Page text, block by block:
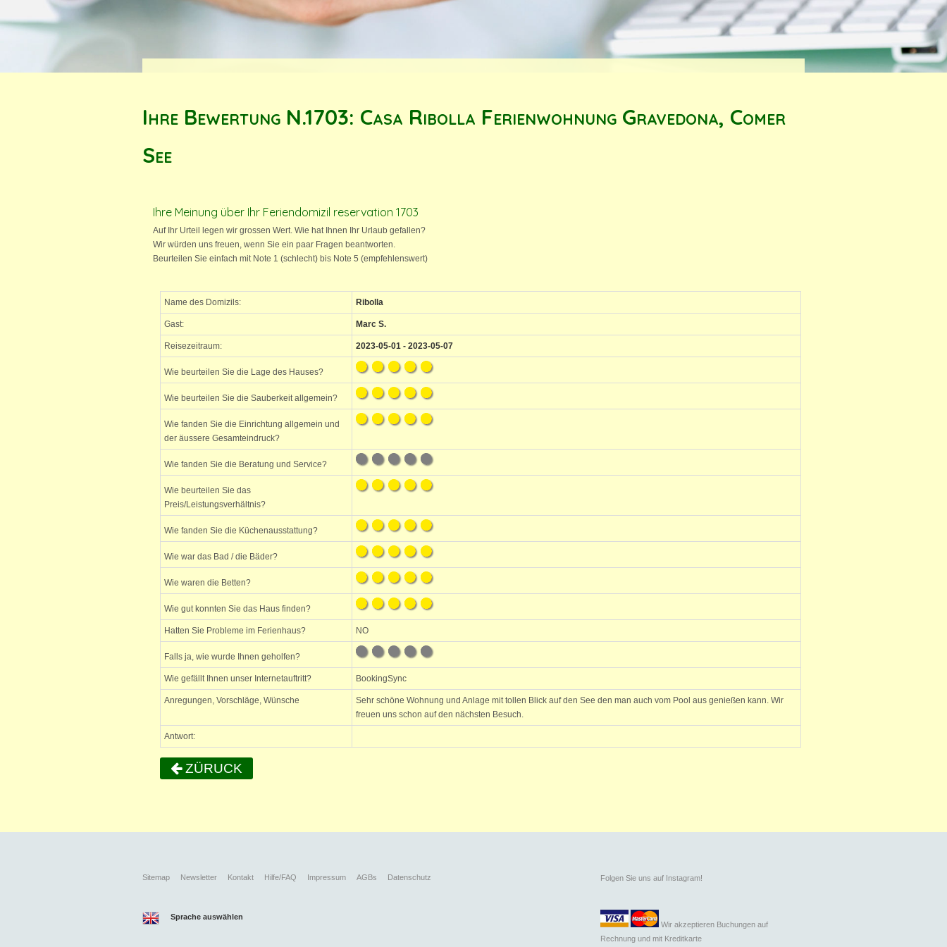
Ihre Bewertung N.1703: Casa Ribolla Ferienwohnung Gravedona, Comer
See
Ihre Meinung über Ihr Feriendomizil reservation 1703
Auf Ihr Urteil legen wir grossen Wert. Wie hat Ihnen Ihr Urlaub gefallen?
Wir würden uns freuen, wenn Sie ein paar Fragen beantworten.
Beurteilen Sie einfach mit Note 1 (schlecht) bis Note 5 (empfehlenswert)
Name des Domizils: Ribolla
Gast: Marc S.
Reisezeitraum: 2023-05-01 - 2023-05-07
Wie beurteilen Sie die Lage des Hauses?
Wie beurteilen Sie die Sauberkeit allgemein?
Wie fanden Sie die Einrichtung allgemein und
der äussere Gesamteindruck?
Wie fanden Sie die Beratung und Service?
Wie beurteilen Sie das
Preis/Leistungsverhältnis?
Wie fanden Sie die Küchenausstattung?
Wie war das Bad / die Bäder?
Wie waren die Betten?
Wie gut konnten Sie das Haus finden?
Hatten Sie Probleme im Ferienhaus? NO
Falls ja, wie wurde Ihnen geholfen?
Wie gefällt Ihnen unser Internetauftritt? BookingSync
Anregungen, Vorschläge, Wünsche
Sehr schöne Wohnung und Anlage mit tollen Blick auf den See den man auch vom Pool aus genießen kann. Wir
freuen uns schon auf den nächsten Besuch.
Antwort:
ZÜRUCK
Sitemap Newsletter Kontakt Hilfe/FAQ Impressum AGBs Datenschutz Folgen Sie uns auf Instagram!
Sprache auswählen
Wir akzeptieren Buchungen auf
Rechnung und mit Kreditkarte